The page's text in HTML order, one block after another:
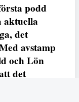
podd
aktuella
det
avstamp
och Lön
det